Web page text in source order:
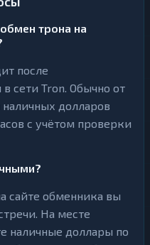
трона на
после
сети Tron. Обычно от
долларов
с учётом проверки
сайте обменника вы
На месте
наличные доллары по